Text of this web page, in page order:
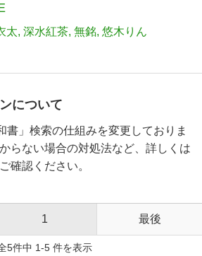
太 深水紅茶 無銘 悠木りん
について
書」検索の仕組みを変更しておりま
らない場合の対処法など、詳しくは
確認ください。
1 最後
5件中 1-5 件を表示